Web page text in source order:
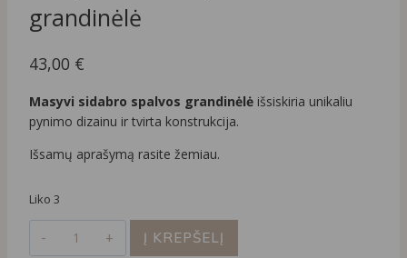
grandinėlė
43,00 €
Masyvi sidabro spalvos grandinėlė išsiskiria unikaliu
pynimo dizainu ir tvirta konstrukcija.
Išsamų aprašymą rasite žemiau.
Liko 3
produkto
Į KREPŠELĮ